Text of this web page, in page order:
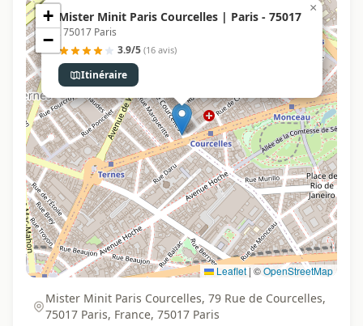
Mister Minit Paris Courcelles | Paris - 75017
, 75017 Paris
3.9/5 (16 avis)
Itinéraire
×
+
−
Leaflet|©OpenStreetMap
Mister Minit Paris Courcelles, 79 Rue de Courcelles,
75017 Paris, France, 75017 Paris